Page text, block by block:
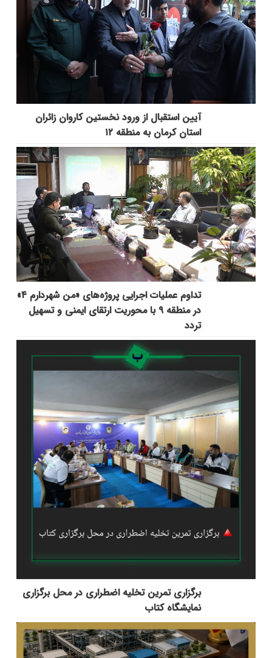
آیین استقبال از ورود نخستین کاروان زائران
استان کرمان به منطقه ۱۲
تداوم عملیات اجرایی پروژه‌های «من شهردارم ۴»
در منطقه ۹ با محوریت ارتقای ایمنی و تسهیل
تردد
برگزاری تمرین تخلیه اضطراری در محل برگزاری
نمایشگاه کتاب